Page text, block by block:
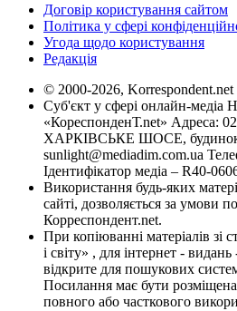
Договір користування сайтом
Політика у сфері
Угода щодо користування
Редакція
© 2000-2026, Korrespondent.net
Суб'єкт у сфері онлайн-медіа
«КореспонденТ.net» Адреса:
ХАРКІВСЬКЕ ШОСЕ, будинок
sunlight@mediadim.com.ua
Ідентифікатор медіа – R40-
Використання будь-яких
сайті, дозволяється за умови
Корреспондент.net.
При копіюванні матеріалів зі
і світу» , для інтернет -
відкрите для пошукових
Посилання має бути розміщена
повного або часткового